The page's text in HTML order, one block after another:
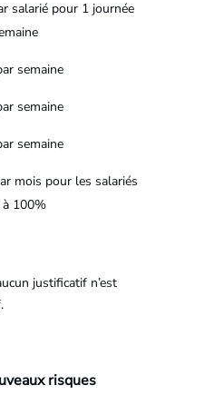
salarié pour 1 journée
semaine
semaine
semaine
mois pour les salariés
100%
justificatif n’est
risques